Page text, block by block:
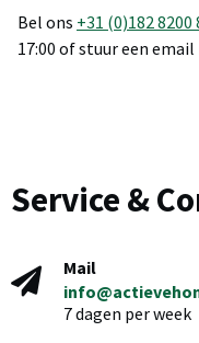
Bel ons +31 (0)182 8200
17:00 of stuur een email
Service &
Mail
7 dagen per week